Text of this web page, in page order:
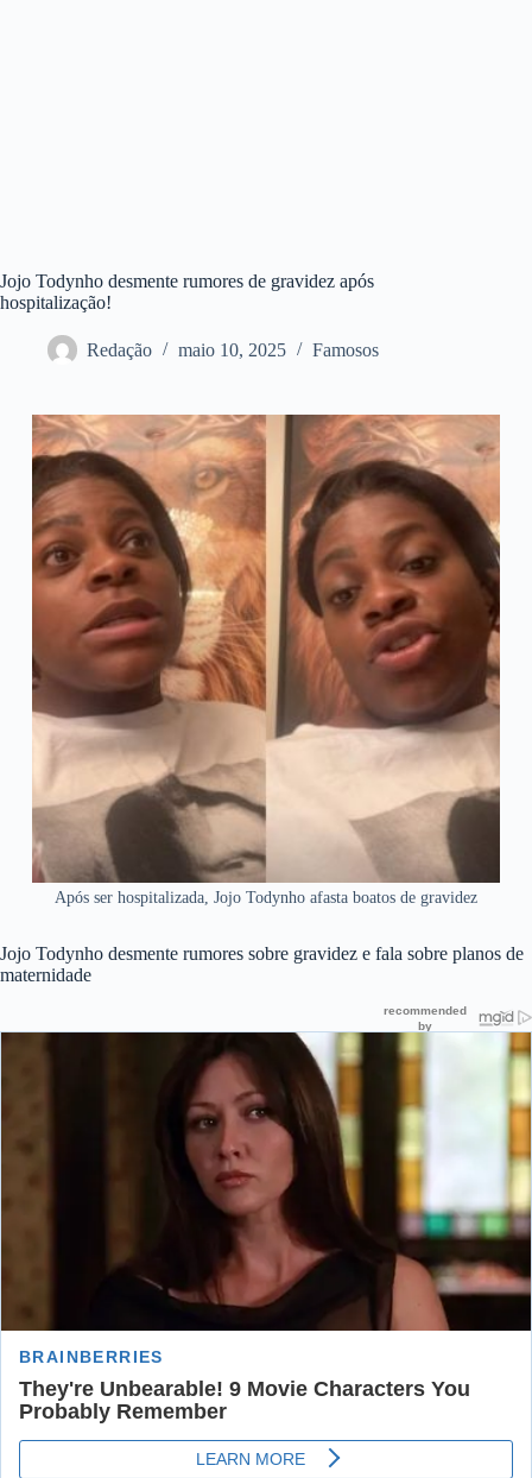
Jojo Todynho desmente rumores de gravidez após
hospitalização!
Redação maio 10, 2025 Famosos
Após ser hospitalizada, Jojo Todynho afasta boatos de gravidez
Jojo Todynho desmente rumores sobre gravidez e fala sobre planos de
maternidade